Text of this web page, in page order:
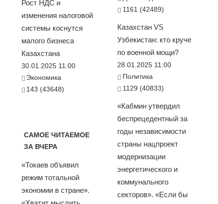
Рост НДС и
изменения налоговой
системы коснутся
малого бизнеса
Казахстана
30.01.2025 11:00
Экономика
143 (43648)
САМОЕ ЧИТАЕМОЕ
ЗА ВЧЕРА
«Токаев объявил
режим тотальной
экономии в стране».
1161 (42489)
Казахстан VS
Узбекистан: кто круче
по военной мощи?
28.01.2025 11:00
Политика
1129 (40833)
«Кабмин утвердил
беспрецедентный за
годы независимости
страны нацпроект
модернизации
энергетического и
коммунального
секторов». «Если бы